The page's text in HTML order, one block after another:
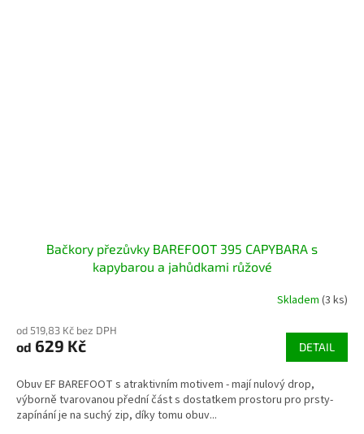
Bačkory přezůvky BAREFOOT 395 CAPYBARA s
kapybarou a jahůdkami růžové
Skladem (3 ks)
od 519,83 Kč bez DPH
od 629 Kč DETAIL
Obuv EF BAREFOOT s atraktivním motivem - mají nulový drop,
výborně tvarovanou přední část s dostatkem prostoru pro prsty-
zapínání je na suchý zip, díky tomu obuv...